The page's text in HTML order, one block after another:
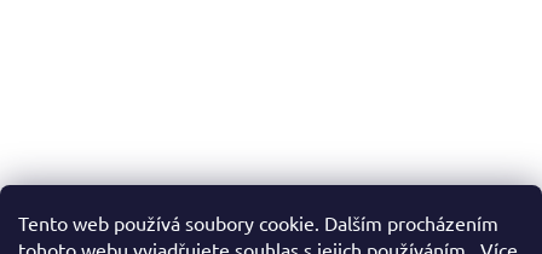
Tento web používá soubory cookie. Dalším procházením
tohoto webu vyjadřujete souhlas s jejich používáním.. Více